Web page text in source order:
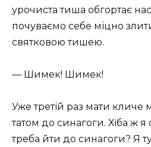
урочиста тиша обгортає
почуваємо себе міцно
святковою тишею.
— Шимек! Шимек!
Уже третій раз мати кличе
татом до синагоги. Хіба ж
треба йти до синагоги? Я